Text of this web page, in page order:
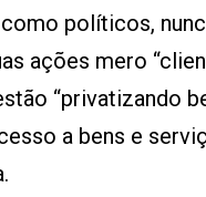
políticos,
ações mero
“privatizando
a bens e